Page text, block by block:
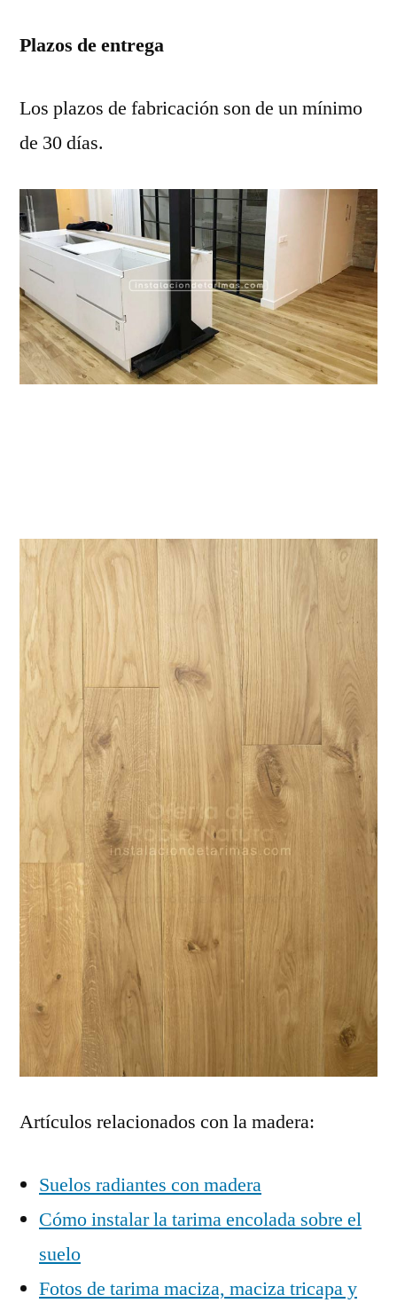
Plazos de entrega
Los plazos de fabricación son de un mínimo
de 30 días.
Artículos relacionados con la madera:
Suelos radiantes con madera
Cómo instalar la tarima encolada sobre el
suelo
Fotos de tarima maciza, maciza tricapa y